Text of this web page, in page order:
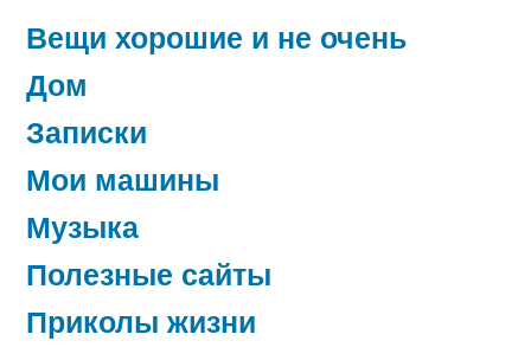
Вещи хорошие и не очень
Дом
Записки
Мои машины
Музыка
Полезные сайты
Приколы жизни